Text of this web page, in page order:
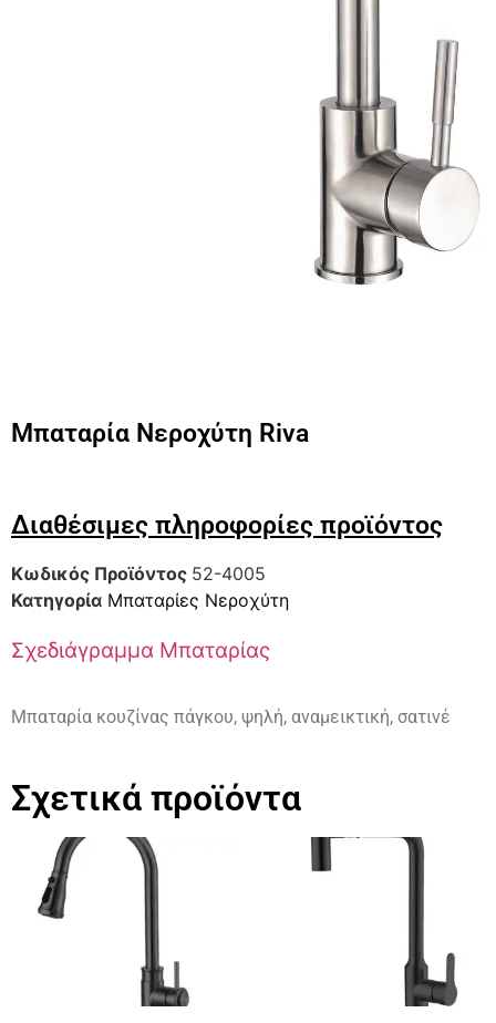
Μπαταρία Νεροχύτη Riva
Διαθέσιμες πληροφορίες προϊόντος
Κωδικός Προϊόντος 52-4005
Κατηγορία Μπαταρίες Νεροχύτη
Σχεδιάγραμμα Μπαταρίας
Μπαταρία κουζίνας πάγκου, ψηλή, αναμεικτική, σατινέ
Σχετικά προϊόντα